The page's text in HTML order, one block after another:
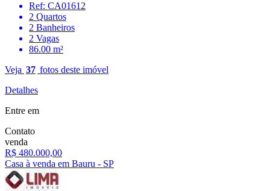
Ref: CA01612
2 Quartos
2 Banheiros
2 Vagas
86.00 m²
Veja 37 fotos deste imóvel
Detalhes
Entre em
Contato
venda
R$ 480.000,00
Casa à venda em Bauru - SP